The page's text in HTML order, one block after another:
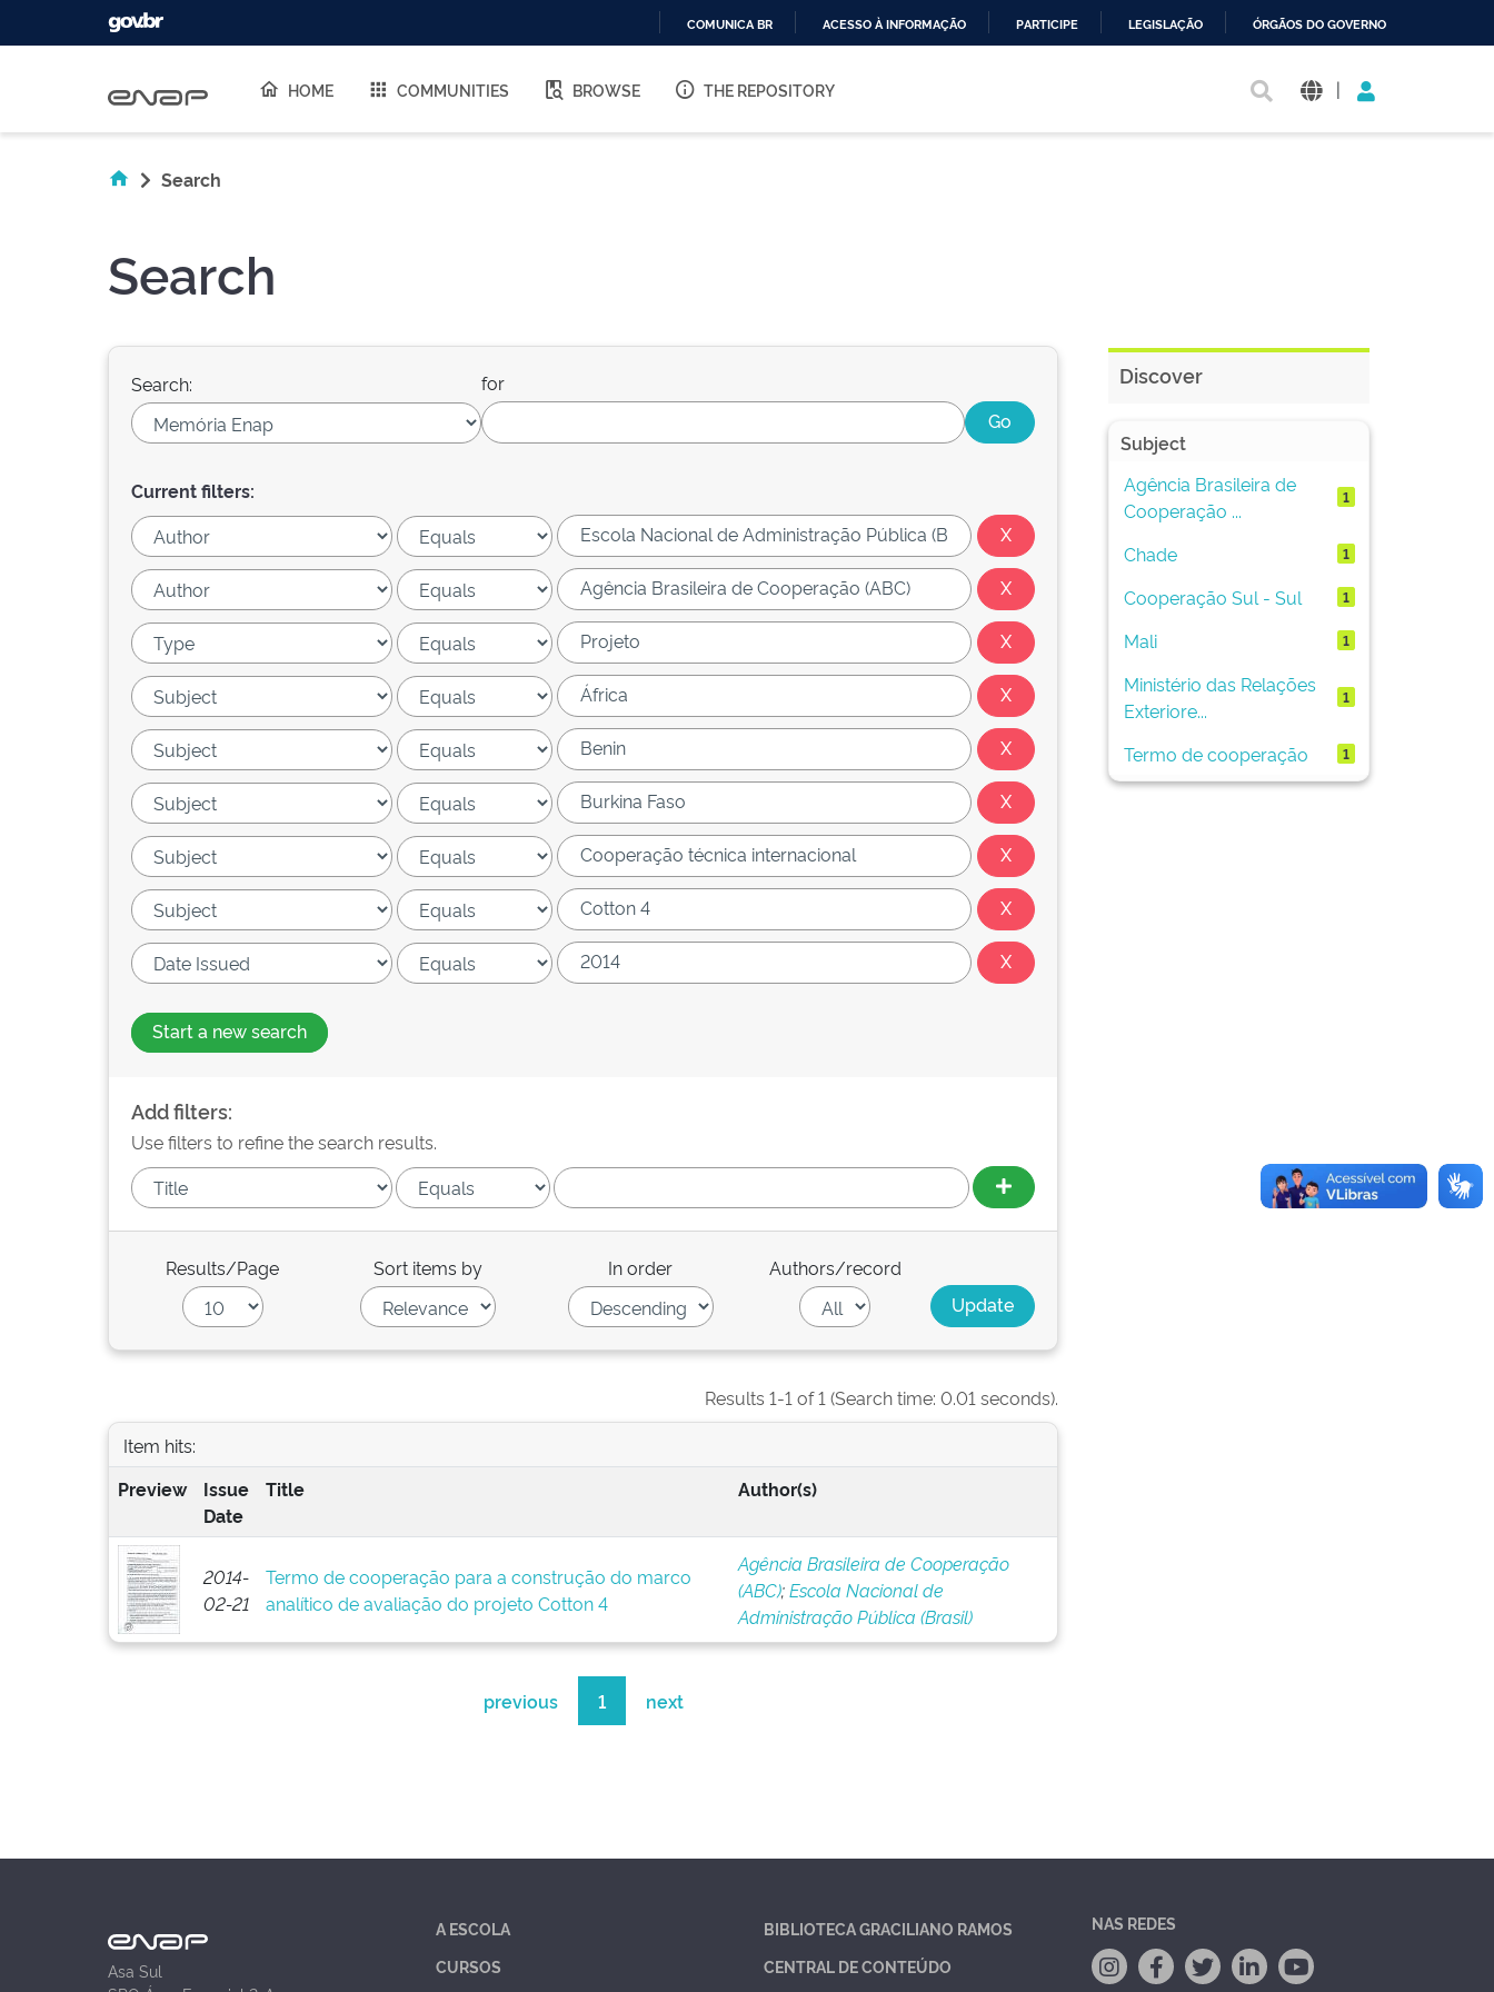
O
COMUNICA BR ACESSO À INFORMAÇÃO PARTICIPE LEGISLAÇÃO ÓRGÃOS DO GOVERNO
HOME COMMUNITIES BROWSE THE REPOSITORY |
Search
Search
Search: for
Current filters:
Start a new search
Add filters:
Use filters to refine the search results.
Results/Page Sort items by In order Authors/record
Results 1-1 of 1 (Search time: 0.01 seconds).
Item hits:
Preview
Issue
Date
Title Author(s)
2014-
02-21
Termo de cooperação para a construção do marco
analítico de avaliação do projeto Cotton 4
Agência Brasileira de Cooperação
(ABC);Escola Nacional de
Administração Pública (Brasil)
previous 1 next
Discover
Subject
Agência Brasileira de
Cooperação ...
1
Chade 1
Cooperação Sul - Sul 1
Mali 1
Ministério das Relações
Exteriore...
1
Termo de cooperação 1
Asa Sul
A ESCOLA
CURSOS
BIBLIOTECA GRACILIANO RAMOS
CENTRAL DE CONTEÚDO
NAS REDES